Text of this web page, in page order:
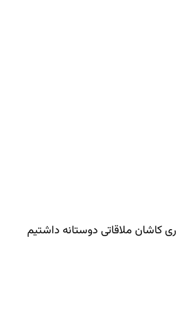
کاشان ملاقاتی دوستانه داشتیم